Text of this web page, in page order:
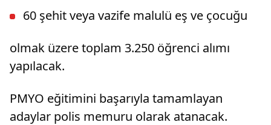
60 şehit veya vazife malulü eş ve çocuğu
olmak üzere toplam 3.250 öğrenci alımı
yapılacak.
PMYO eğitimini başarıyla tamamlayan
adaylar polis memuru olarak atanacak.